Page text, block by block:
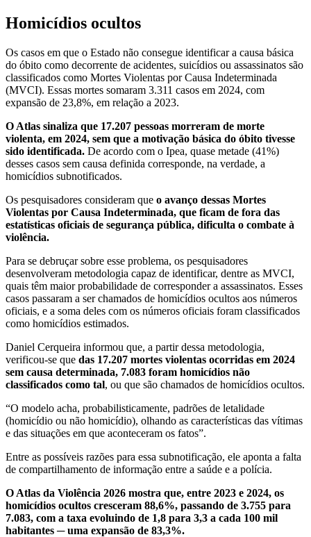
Homicídios ocultos
Os casos em que o Estado não consegue identificar a causa básica
do óbito como decorrente de acidentes, suicídios ou assassinatos são
classificados como Mortes Violentas por Causa Indeterminada
(MVCI). Essas mortes somaram 3.311 casos em 2024, com
expansão de 23,8%, em relação a 2023.
O Atlas sinaliza que 17.207 pessoas morreram de morte
violenta, em 2024, sem que a motivação básica do óbito tivesse
sido identificada. De acordo com o Ipea, quase metade (41%)
desses casos sem causa definida corresponde, na verdade, a
homicídios subnotificados.
Os pesquisadores consideram que o avanço dessas Mortes
Violentas por Causa Indeterminada, que ficam de fora das
estatísticas oficiais de segurança pública, dificulta o combate à
violência.
Para se debruçar sobre esse problema, os pesquisadores
desenvolveram metodologia capaz de identificar, dentre as MVCI,
quais têm maior probabilidade de corresponder a assassinatos. Esses
casos passaram a ser chamados de homicídios ocultos aos números
oficiais, e a soma deles com os números oficiais foram classificados
como homicídios estimados.
Daniel Cerqueira informou que, a partir dessa metodologia,
verificou-se que das 17.207 mortes violentas ocorridas em 2024
sem causa determinada, 7.083 foram homicídios não
classificados como tal, ou que são chamados de homicídios ocultos.
“O modelo acha, probabilisticamente, padrões de letalidade
(homicídio ou não homicídio), olhando as características das vítimas
e das situações em que aconteceram os fatos”.
Entre as possíveis razões para essa subnotificação, ele aponta a falta
de compartilhamento de informação entre a saúde e a polícia.
O Atlas da Violência 2026 mostra que, entre 2023 e 2024, os
homicídios ocultos cresceram 88,6%, passando de 3.755 para
7.083, com a taxa evoluindo de 1,8 para 3,3 a cada 100 mil
habitantes ─ uma expansão de 83,3%.